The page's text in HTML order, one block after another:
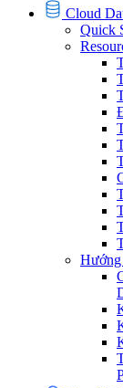
Cloud
Quick
Hướng